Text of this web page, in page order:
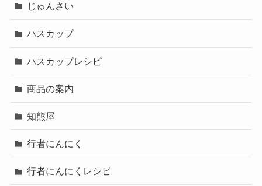
じゅんさい
ハスカップ
ハスカップレシピ
商品の案内
知熊屋
行者にんにく
行者にんにくレシピ